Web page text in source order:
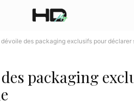
des packaging exclusifs pour déclarer
packaging